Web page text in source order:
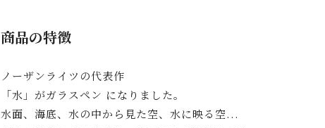
商品の特徴
ノーザンライツの代表作
「水」がガラスペン になりました。
水面、海底、水の中から見た空、水に映る空...